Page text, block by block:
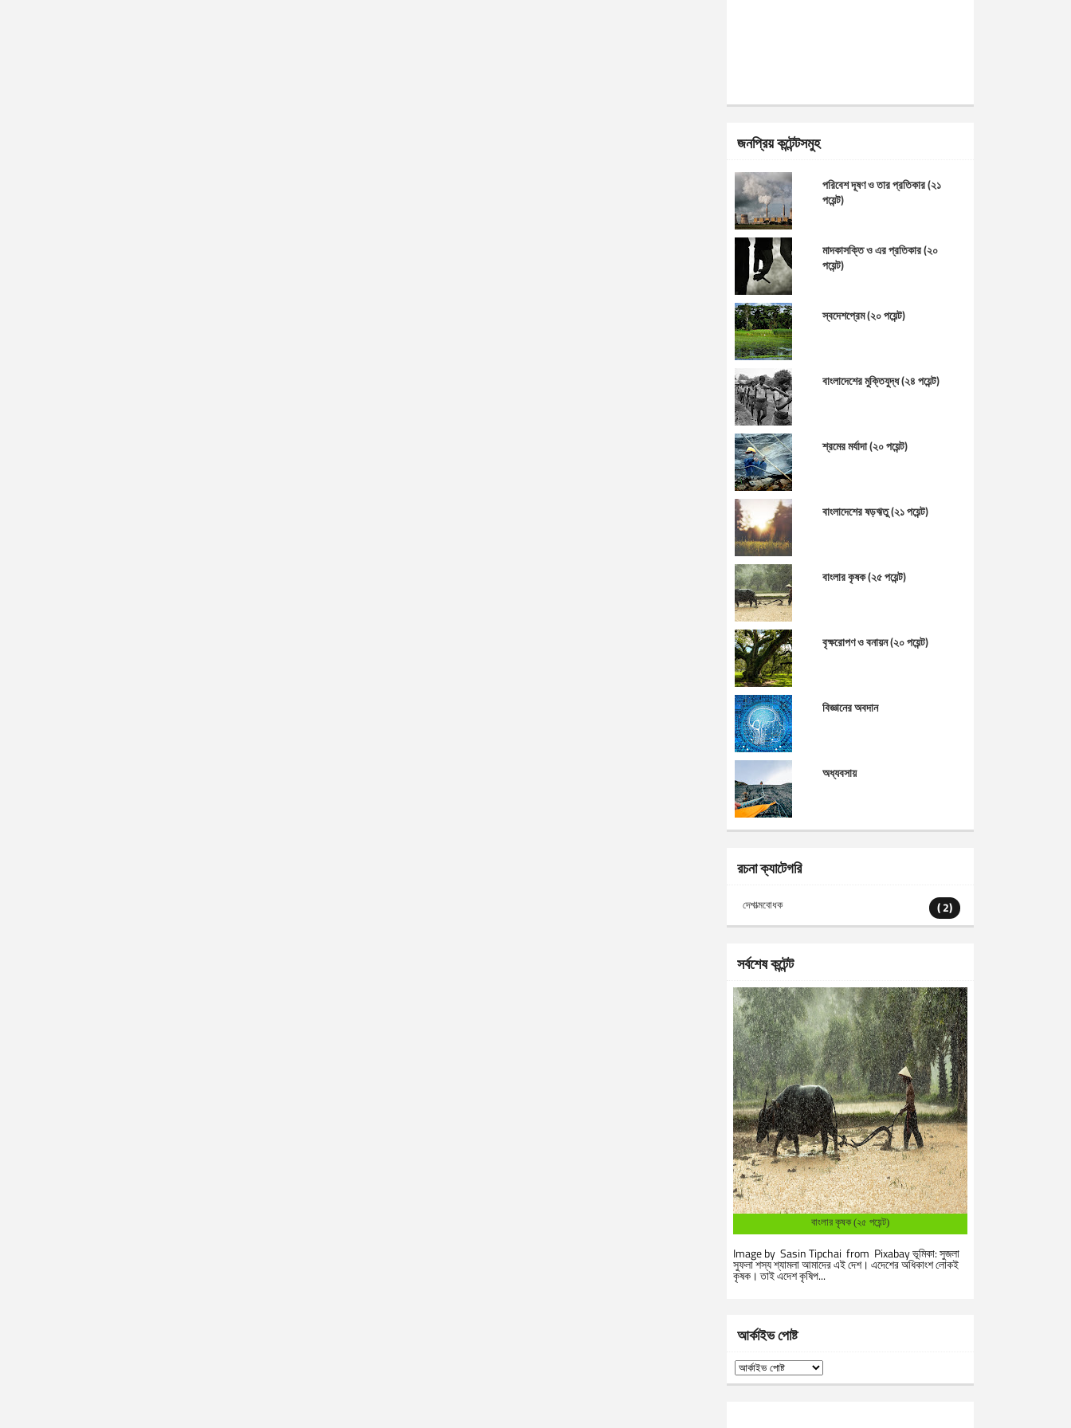
জনপ্রিয় কন্টেন্টসমুহ
পরিবেশ দূষণ ও তার প্রতিকার (২১
পয়েন্ট)
মাদকাসক্তি ও এর প্রতিকার (২০
পয়েন্ট)
স্বদেশপ্রেম (২০ পয়েন্ট)
বাংলাদেশের মুক্তিযুদ্ধ (২৪ পয়েন্ট)
শ্রমের মর্যাদা (২০ পয়েন্ট)
বাংলাদেশের ষড়ঋতু (২১ পয়েন্ট)
বাংলার কৃষক (২৫ পয়েন্ট)
বৃক্ষরোপণ ও বনায়ন (২০ পয়েন্ট)
বিজ্ঞানের অবদান
অধ্যবসায়
রচনা ক্যাটেগরি
দেশাত্মবোধক ( 2)
সর্বশেষ কন্টেন্ট
বাংলার কৃষক (২৫ পয়েন্ট)
Image by Sasin Tipchai from Pixabay ভূমিকা: সুজলা
সুফলা শস্য শ্যামলা আমাদের এই দেশ। এদেশের অধিকাংশ লোকই
কৃষক। তাই এদেশ কৃষিপ...
আর্কাইভ পোষ্ট